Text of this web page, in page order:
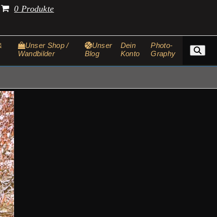
0 Produkte
Unser Shop /
Wandbilder
Unser
Blog
Dein
Konto
Photo-
Graphy